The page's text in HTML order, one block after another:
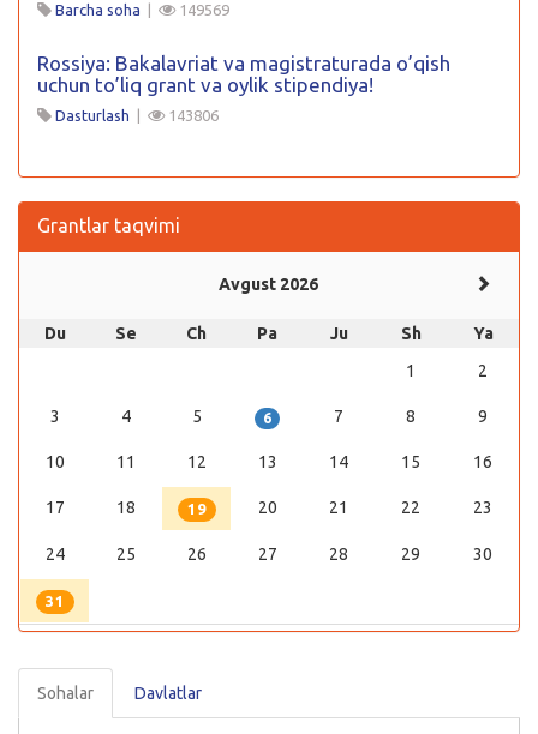
Barcha soha 149569
Rossiya: Bakalavriat va magistraturada o’qish
uchun to’liq grant va oylik stipendiya!
Dasturlash 143806
Grantlar taqvimi
Avgust 2026
Du Se Ch Pa Ju Sh
Ya
1
2
3 4 5 6 7 8 9
10 11 12 13 14 15 16
17 18 19 20 21 22 23
24 25 26 27 28 29 30
31
Sohalar Davlatlar